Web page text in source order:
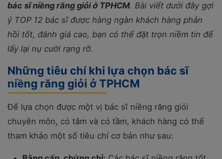
bác sĩ niềng răng giỏi ở TPHCM. Bài viết dưới đây gợi
ý TOP 12 bác sĩ được hàng ngàn khách hàng phản
hồi tốt, đánh giá cao, bạn có thể đặt trọn niềm tin để
lấy lại nụ cười rạng rỡ.
Những tiêu chí khi lựa chọn bác sĩ
niềng răng giỏi ở TPHCM
Để lựa chọn được một vị bác sĩ niềng răng giỏi
chuyên môn, có tâm và có tầm, khách hàng có thể
tham khảo một số tiêu chí cơ bản như sau: